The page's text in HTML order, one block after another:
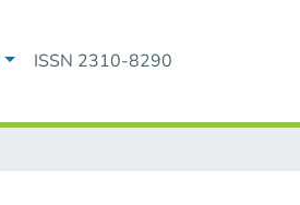
ISSN 2310-8290